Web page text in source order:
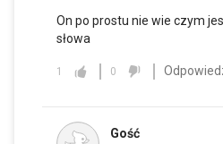
On po prostu nie wie czym
słowa
1 0
Gość